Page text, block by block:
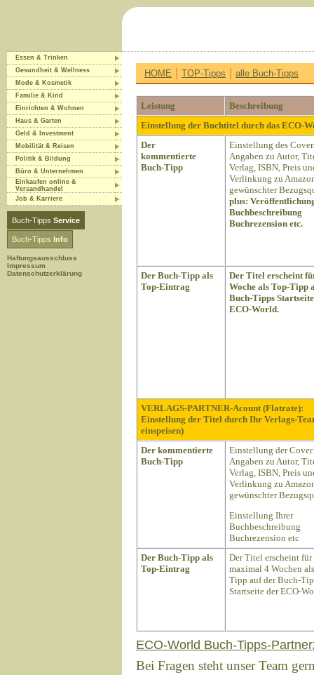
Essen & Trinken
Gesundheit & Wellness
Mode & Kosmetik
Familie & Kind
Einrichten & Wohnen
Haus & Garten
Geld & Investment
Mobilität & Reisen
Politik & Bildung
Büro & Unternehmen
Einkaufen online &
Versandhandel
Job & Karriere
Buch-Tipps Service
Buch-Tipps Info
Haftungsausschluss
Impressum
Datenschutzerklärung
HOME | TOP-Tipps | alle Buch-Tipps
Leistung
Beschreibung
Einstellung der Buchtitel durch das ECO-
Der
kommentierte
Buch-Tipp
Einstellung des
Angaben zu Autor,
Verlag, ISBN, Preis
Verlinkung zu
gewünschter
plus:
Buchbeschreibung
Buchrezension etc.
Der Buch-Tipp als
Top-Eintrag
Der Titel erscheint
Woche als Top-Tipp
Buch-Tipps
ECO-World.
VERLAGS-PARTNER-Acount (Flatrate):
Einstellung der Titel durch Ihr Verlags-
einspeisen)
Der kommentierte
Buch-Tipp
Einstellung der
Angaben zu Autor,
Verlag, ISBN, Preis
Verlinkung zu
gewünschter
Einstellung Ihrer
Buchbeschreibung
Buchrezension etc
Der Buch-Tipp als
Top-Eintrag
Der Titel erscheint für
maximal 4 Wochen
Tipp auf der Buch-
Startseite der ECO-
ECO-World Buch-Tipps-
Bei Fragen steht unser Team